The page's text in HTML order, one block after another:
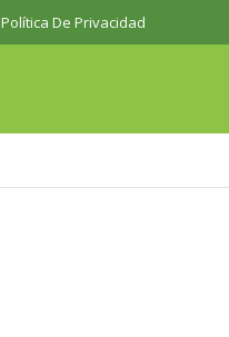
Política De Privacidad